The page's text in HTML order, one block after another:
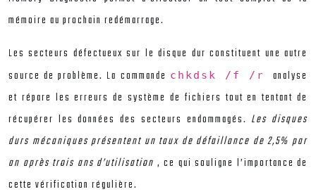
mémoire au prochain redémarrage.
Les secteurs défectueux sur le disque dur constituent une autre
source de problème. La commande chkdsk /f /r analyse
et répare les erreurs de système de fichiers tout en tentant de
récupérer les données des secteurs endommagés. Les disques
durs mécaniques présentent un taux de défaillance de 2,5% par
an après trois ans d’utilisation , ce qui souligne l’importance de
cette vérification régulière.